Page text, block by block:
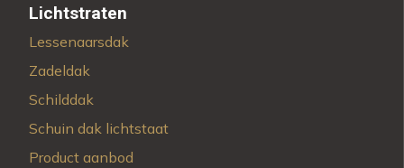
Lichtstraten
Lessenaarsdak
Zadeldak
Schilddak
Schuin dak lichtstaat
Product aanbod